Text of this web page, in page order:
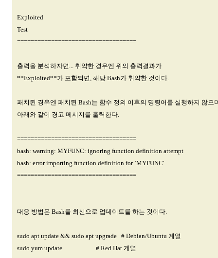
Exploited
Test
===================================
출력을 분석하자면... 취약한 경우엔 위의 출력결과가
**Exploited**가 포함되면, 해당 Bash가 취약한 것이다.
패치된 경우엔 패치된 Bash는 함수 정의 이후의 명령어를 실행하지 않으
아래와 같이 경고 메시지를 출력한다.
===================================
bash: warning: MYFUNC: ignoring function definition attempt
bash: error importing function definition for `MYFUNC'
===================================
대응 방법은 Bash를 최신으로 업데이트를 하는 것이다.
sudo apt update && sudo apt upgrade # Debian/Ubuntu 계열
sudo yum update # Red Hat 계열